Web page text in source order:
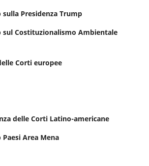
Presidenza Trump
sul Costituzionalismo Ambientale
Corti europee
delle Corti Latino-americane
Area Mena